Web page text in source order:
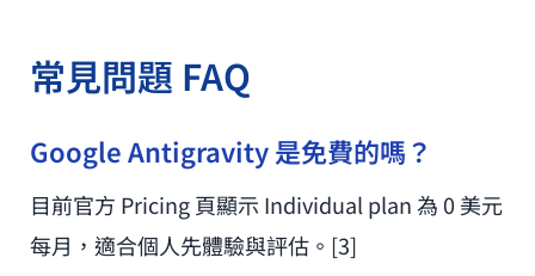
常見問題 FAQ
Google Antigravity 是免費的嗎？
目前官方 Pricing 頁顯示 Individual plan 為 0 美元
每月，適合個人先體驗與評估。[3]